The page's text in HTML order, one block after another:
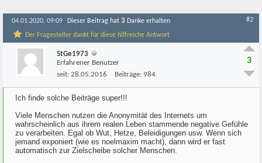
04.01.2020, 09:09 Dieser Beitrag hat 3 Danke erhalten
Der Fragesteller dankt für diese hilfreiche Antwort
#2
StGe1973
Erfahrener Benutzer
seit: 28.05.2016 Beiträge: 984
3
Ich finde solche Beiträge super!!!
Viele Menschen nutzen die Anonymität des Internets um
wahrscheinlich aus ihrem realen Leben stammende negative Gefühle
zu verarbeiten. Egal ob Wut, Hetze, Beleidigungen usw. Wenn sich
jemand exponiert (wie es noelmaxim macht), dann wird er fast
automatisch zur Zielscheibe solcher Menschen.